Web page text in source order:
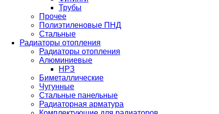
Трубы
Прочее
Полиэтиленовые ПНД
Стальные
Радиаторы отопления
Радиаторы отопления
Алюминиевые
НРЗ
Биметаллические
Чугунные
Стальные панельные
Радиаторная арматура